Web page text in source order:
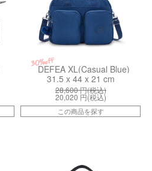
30%off
DEFEA XL(Casual Blue)
31.5 x 44 x 21 cm
28,600円(税込)
20,020 円(税込)
この商品を探す